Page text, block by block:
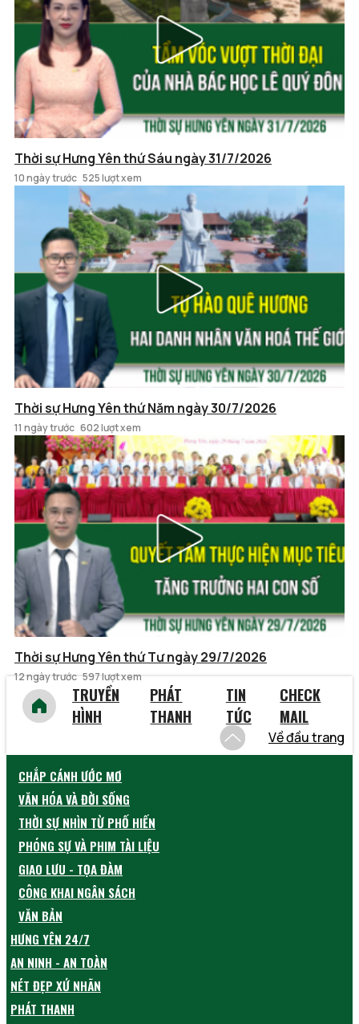
Thời sự Hưng Yên thứ Sáu ngày 31/7/2026
10 ngày trước 525 lượt xem
Thời sự Hưng Yên thứ Năm ngày 30/7/2026
11 ngày trước 602 lượt xem
Thời sự Hưng Yên thứ Tư ngày 29/7/2026
12 ngày trước 597 lượt xem
TRUYỀN
HÌNH
PHÁT
THANH
TIN
TỨC
CHECK
MAIL
Về đầu trang
CHẮP CÁNH ƯỚC MƠ
VĂN HÓA VÀ ĐỜI SỐNG
THỜI SỰ NHÌN TỪ PHỐ HIẾN
PHÓNG SỰ VÀ PHIM TÀI LIỆU
GIAO LƯU - TỌA ĐÀM
CÔNG KHAI NGÂN SÁCH
VĂN BẢN
HƯNG YÊN 24/7
AN NINH - AN TOÀN
NÉT ĐẸP XỨ NHÃN
PHÁT THANH